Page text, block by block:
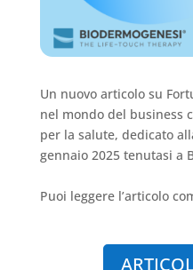
Un nuovo articolo su
nel mondo del business
per la salute, dedicato
gennaio 2025 tenutasi a
Puoi leggere l’articolo